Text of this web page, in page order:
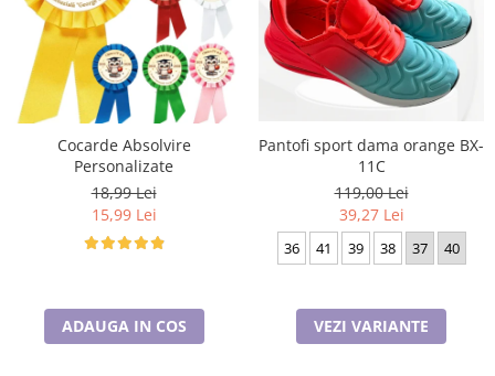
Cocarde Absolvire
Personalizate
18,99 Lei
15,99 Lei
ADAUGA IN COS
Pantofi sport dama orange BX-
11C
119,00 Lei
39,27 Lei
36 41 39 38 37 40
VEZI VARIANTE